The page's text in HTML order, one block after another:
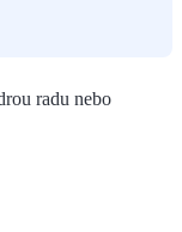
radu nebo